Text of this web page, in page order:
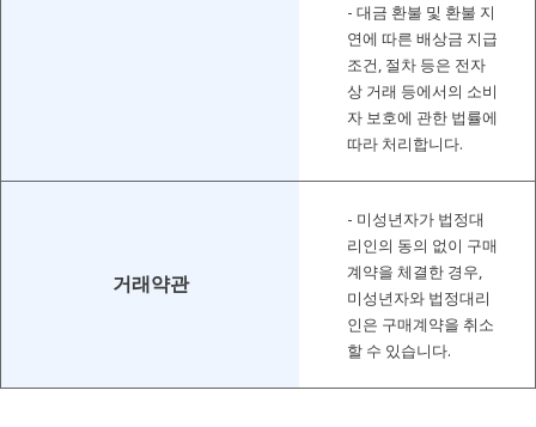
- 대금 환불 및 환불 지
연에 따른 배상금 지급
조건, 절차 등은 전자
상 거래 등에서의 소비
자 보호에 관한 법률에
따라 처리합니다.
거래약관
- 미성년자가 법정대
리인의 동의 없이 구매
계약을 체결한 경우,
미성년자와 법정대리
인은 구매계약을 취소
할 수 있습니다.